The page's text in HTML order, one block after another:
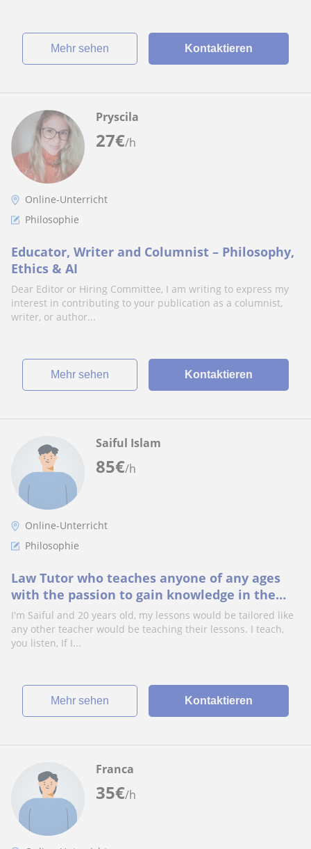
Mehr sehen Kontaktieren
27€/h
Pryscila
Online-Unterricht
Philosophie
Educator, Writer and Columnist – Philosophy,
Ethics & AI
Dear Editor or Hiring Committee, I am writing to express my
interest in contributing to your publication as a columnist,
writer, or author...
Mehr sehen Kontaktieren
85€/h
Saiful Islam
Online-Unterricht
Philosophie
Law Tutor who teaches anyone of any ages
with the passion to gain knowledge in the
legal field.
I'm Saiful and 20 years old, my lessons would be tailored like
any other teacher would be teaching their lessons. I teach,
you listen, If I...
Mehr sehen Kontaktieren
35€/h
Franca